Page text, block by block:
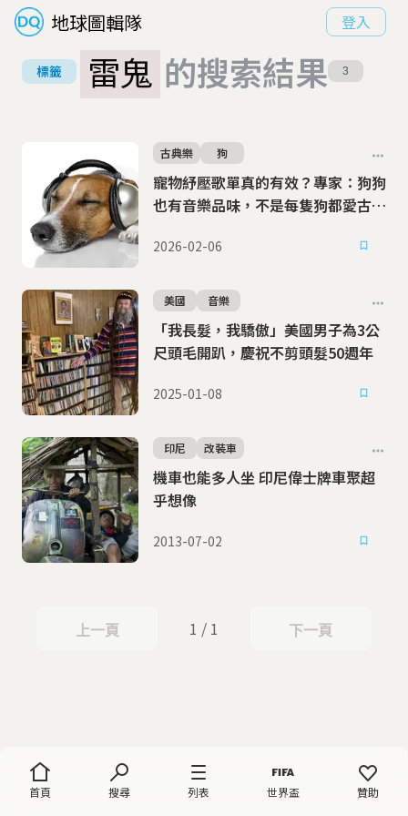
地球圖輯隊 登入
首頁 搜尋 列表 世界盃 贊助
標籤 雷鬼 的搜索結果 3
寵物紓壓歌單真的有效？專家：狗狗
也有音樂品味，不是每隻狗都愛古典
古典樂 狗
2026-02-06
「我長髮，我驕傲」美國男子為3公
尺頭毛開趴，慶祝不剪頭髮50週年
美國 音樂
2025-01-08
機車也能多人坐 印尼偉士牌車聚超
乎想像
印尼 改裝車
2013-07-02
上一頁
上一頁 1 / 1 下一頁
下一頁